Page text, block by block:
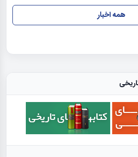
همه اخبار